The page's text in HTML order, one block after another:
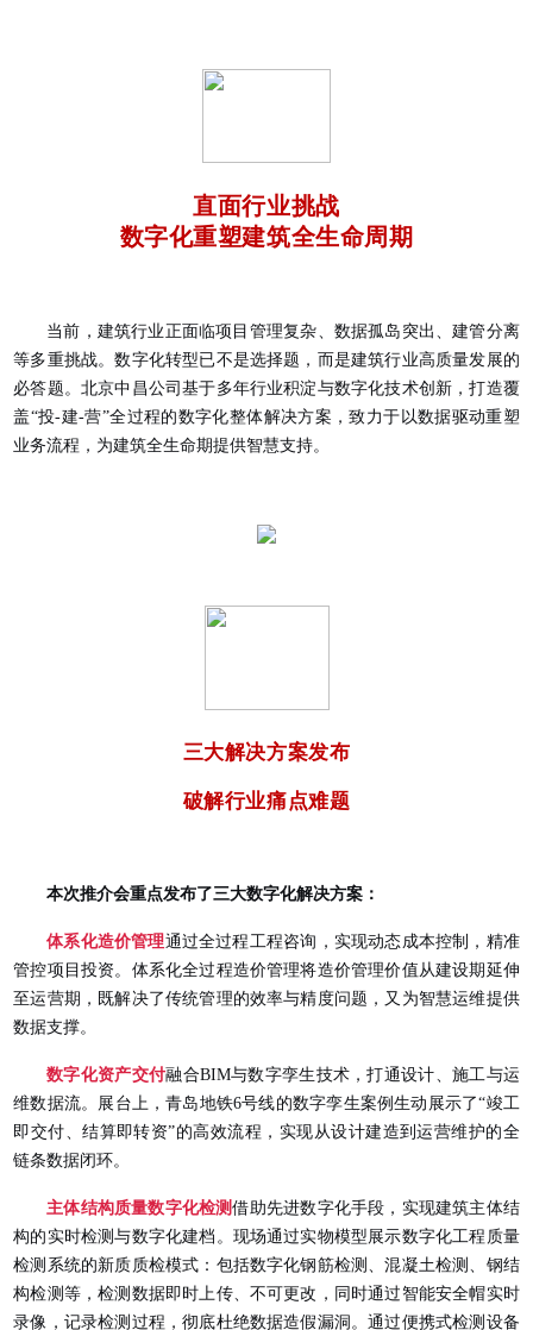
直面行业挑战
数字化重塑建筑全生命周期
当前，建筑行业正面临项目管理复杂、数据孤岛突出、建管分离
等多重挑战。数字化转型已不是选择题，而是建筑行业高质量发展的
必答题。北京中昌公司基于多年行业积淀与数字化技术创新，打造覆
盖“投-建-营”全过程的数字化整体解决方案，致力于以数据驱动重塑
业务流程，为建筑全生命期提供智慧支持。
三大解决方案发布
破解行业痛点难题
本次推介会重点发布了三大数字化解决方案：
体系化造价管理通过全过程工程咨询，实现动态成本控制，精准
管控项目投资。体系化全过程造价管理将造价管理价值从建设期延伸
至运营期，既解决了传统管理的效率与精度问题，又为智慧运维提供
数据支撑。
数字化资产交付融合BIM与数字孪生技术，打通设计、施工与运
维数据流。展台上，青岛地铁6号线的数字孪生案例生动展示了“竣工
即交付、结算即转资”的高效流程，实现从设计建造到运营维护的全
链条数据闭环。
主体结构质量数字化检测借助先进数字化手段，实现建筑主体结
构的实时检测与数字化建档。现场通过实物模型展示数字化工程质量
检测系统的新质质检模式：包括数字化钢筋检测、混凝土检测、钢结
构检测等，检测数据即时上传、不可更改，同时通过智能安全帽实时
录像，记录检测过程，彻底杜绝数据造假漏洞。通过便携式检测设备